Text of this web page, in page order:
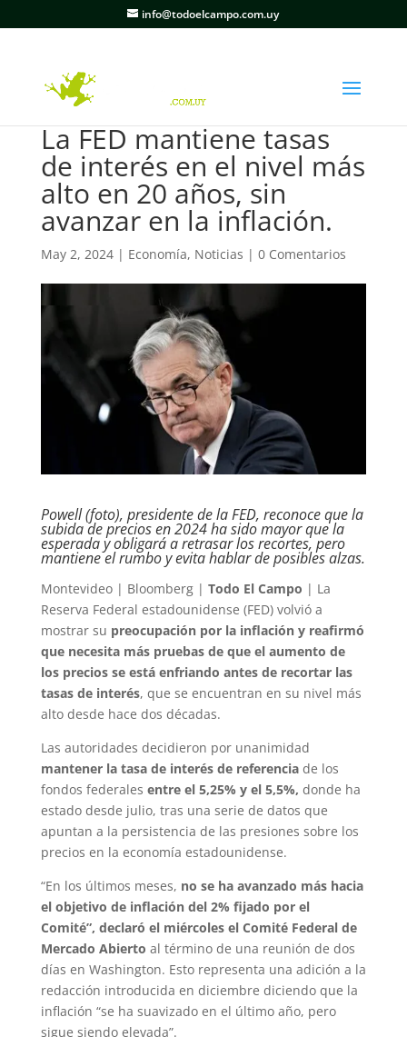
info@todoelcampo.com.uy
La FED mantiene tasas
de interés en el nivel más
alto en 20 años, sin
avanzar en la inflación.
May 2, 2024| Economía, Noticias | 0 Comentarios
Powell (foto), presidente de la FED, reconoce que la
subida de precios en 2024 ha sido mayor que la
esperada y obligará a retrasar los recortes, pero
mantiene el rumbo y evita hablar de posibles alzas.
Montevideo | Bloomberg | Todo El Campo | La
Reserva Federal estadounidense (FED) volvió a
mostrar su preocupación por la inflación y reafirmó
que necesita más pruebas de que el aumento de
los precios se está enfriando antes de recortar las
tasas de interés, que se encuentran en su nivel más
alto desde hace dos décadas.
Las autoridades decidieron por unanimidad
mantener la tasa de interés de referenciade los
fondos federales entre el 5,25% y el 5,5%, donde ha
estado desde julio, tras una serie de datos que
apuntan a la persistencia de las presiones sobre los
precios en la economía estadounidense.
“En los últimos meses, no se ha avanzado más hacia
el objetivo de inflación del 2% fijado por el
Comité”, declaró el miércoles el Comité Federal de
Mercado Abierto al término de una reunión de dos
días en Washington. Esto representa una adición a la
redacción introducida en diciembre diciendo que la
inflación “se ha suavizado en el último año, pero
sigue siendo elevada”.